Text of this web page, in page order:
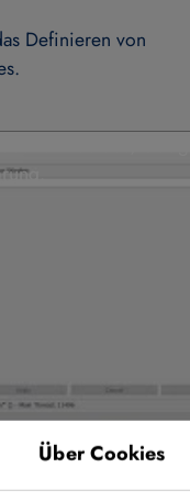
Über Cookies
Definieren von
an Youtube/Google